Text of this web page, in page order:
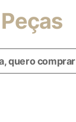
quero comprar